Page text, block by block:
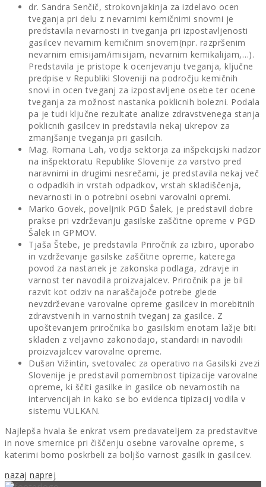
dr. Sandra Senčič, strokovnjakinja za izdelavo ocen
tveganja pri delu z nevarnimi kemičnimi snovmi je
predstavila nevarnosti in tveganja pri izpostavljenosti
gasilcev nevarnim kemičnim snovem(npr. razpršenim
nevarnim emisijam/imisijam, nevarnim kemikalijam,…).
Predstavila je pristope k ocenjevanju tveganja, ključne
predpise v Republiki Sloveniji na področju kemičnih
snovi in ocen tveganj za izpostavljene osebe ter ocene
tveganja za možnost nastanka poklicnih bolezni. Podala
pa je tudi ključne rezultate analize zdravstvenega stanja
poklicnih gasilcev in predstavila nekaj ukrepov za
zmanjšanje tveganja pri gasilcih.
Mag. Romana Lah, vodja sektorja za inšpekcijski nadzor
na inšpektoratu Republike Slovenije za varstvo pred
naravnimi in drugimi nesrečami, je predstavila nekaj več
o odpadkih in vrstah odpadkov, vrstah skladiščenja,
nevarnosti in o potrebni osebni varovalni opremi.
Marko Govek, poveljnik PGD Šalek, je predstavil dobre
prakse pri vzdrževanju gasilske zaščitne opreme v PGD
Šalek in GPMOV.
Tjaša Štebe, je predstavila Priročnik za izbiro, uporabo
in vzdrževanje gasilske zaščitne opreme, katerega
povod za nastanek je zakonska podlaga, zdravje in
varnost ter navodila proizvajalcev. Priročnik pa je bil
razvit kot odziv na naraščajoče potrebe glede
nevzdrževane varovalne opreme gasilcev in morebitnih
zdravstvenih in varnostnih tveganj za gasilce. Z
upoštevanjem priročnika bo gasilskim enotam lažje biti
skladen z veljavno zakonodajo, standardi in navodili
proizvajalcev varovalne opreme.
Dušan Vižintin, svetovalec za operativo na Gasilski zvezi
Slovenije je predstavil pomembnost tipizacije varovalne
opreme, ki ščiti gasilke in gasilce ob nevarnostih na
intervencijah in kako se bo evidenca tipizacij vodila v
sistemu VULKAN.
Najlepša hvala še enkrat vsem predavateljem za predstavitve
in nove smernice pri čiščenju osebne varovalne opreme, s
katerimi bomo poskrbeli za boljšo varnost gasilk in gasilcev.
nazaj naprej